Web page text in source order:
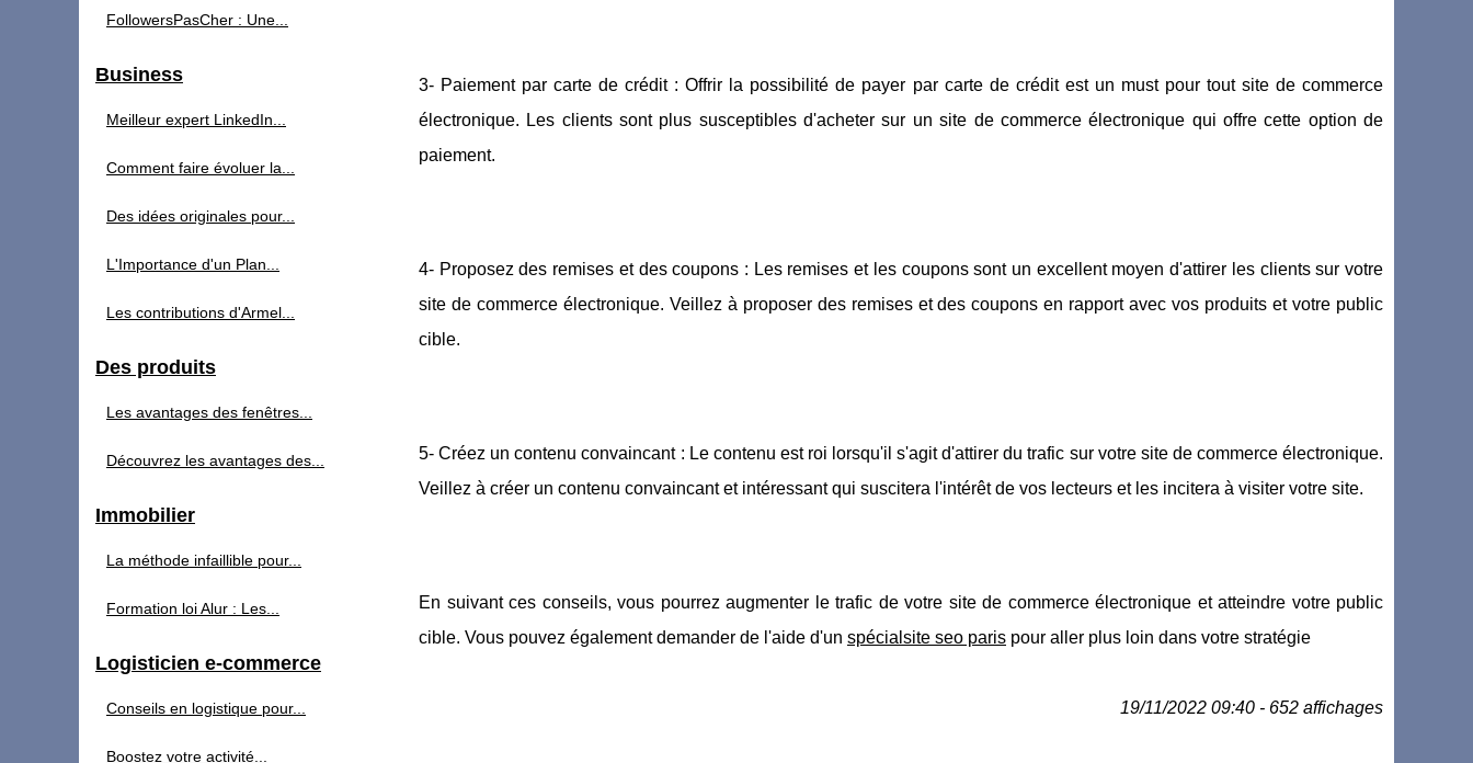
3- Paiement par carte de crédit : Offrir la possibilité de payer par carte de crédit est un must pour tout site de commerce
électronique. Les clients sont plus susceptibles d'acheter sur un site de commerce électronique qui offre cette option de
paiement.
4- Proposez des remises et des coupons : Les remises et les coupons sont un excellent moyen d'attirer les clients sur votre
site de commerce électronique. Veillez à proposer des remises et des coupons en rapport avec vos produits et votre public
cible.
5- Créez un contenu convaincant : Le contenu est roi lorsqu'il s'agit d'attirer du trafic sur votre site de commerce électronique.
Veillez à créer un contenu convaincant et intéressant qui suscitera l'intérêt de vos lecteurs et les incitera à visiter votre site.
En suivant ces conseils, vous pourrez augmenter le trafic de votre site de commerce électronique et atteindre votre public
cible. Vous pouvez également demander de l'aide d'un spécialsite seo paris pour aller plus loin dans votre stratégie
19/11/2022 09:40 - 652 affichages
FollowersPasCher : Une...
Business
Meilleur expert LinkedIn...
Comment faire évoluer la...
Des idées originales pour...
L'Importance d'un Plan...
Les contributions d'Armel...
Des produits
Les avantages des fenêtres...
Découvrez les avantages des...
Immobilier
La méthode infaillible pour...
Formation loi Alur : Les...
Logisticien e-commerce
Conseils en logistique pour...
Boostez votre activité...